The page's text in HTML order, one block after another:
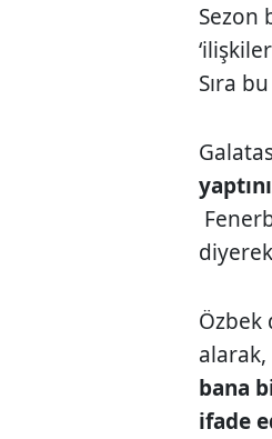
Sezon
Sıra
Özbek
alarak,
bana
ifade